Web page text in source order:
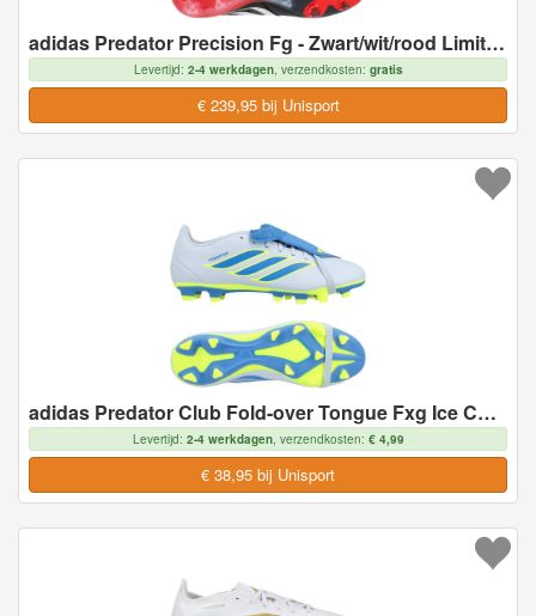
adidas Predator Precision Fg - Zwart/wit/rood Limited Edition - Natuurgras (Fg), maat 46
Levertijd: 2-4 werkdagen, verzendkosten: gratis
€ 239,95 bij Unisport
adidas Predator Club Fold-over Tongue Fxg Ice Cold Precision - Crystal Sky/ray Blue/geel, maat 46
Levertijd: 2-4 werkdagen, verzendkosten: € 4,99
€ 38,95 bij Unisport